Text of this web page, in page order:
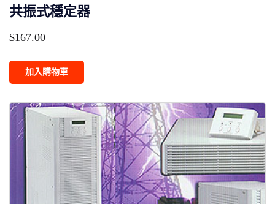
共振式穩定器
$167.00
加入購物車